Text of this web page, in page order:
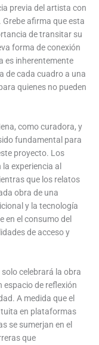
previa del artista con
afirma que esta
de transitar su
forma de conexión
es inherentemente
de cada cuadro a una
quienes no pueden
como curadora, y
fundamental para
proyecto. Los
experiencia al
que los relatos
obra de una
y la tecnología
en el consumo del
de acceso y
solo celebrará la obra
espacio de reflexión
A medida que el
en plataformas
se sumerjan en el
que